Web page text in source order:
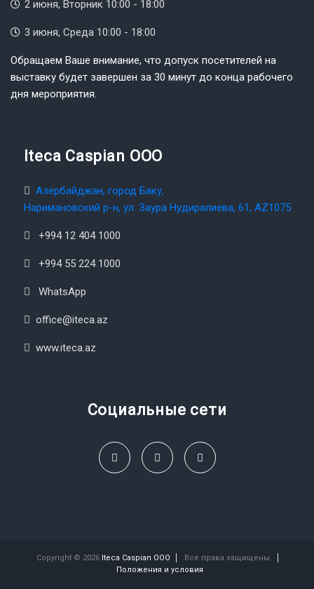
2 июня, Вторник 10:00 - 18:00
3 июня, Среда 10:00 - 18:00
Обращаем Ваше внимание, что допуск посетителей на
выставку будет завершен за 30 минут до конца рабочего
дня мероприятия.
Iteca Caspian OOO
Азербайджан, город Баку,
Наримановский р-н, ул. Заура Нудиралиева, 61, AZ1075
+994 12 404 1000
+994 55 224 1000
WhatsApp
office@iteca.az
www.iteca.az
Социальные сети
Copyright © 2026 Iteca Caspian OOO
Все права защищены.
Положения и условия